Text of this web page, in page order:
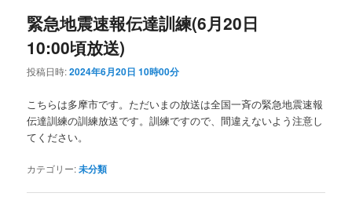
緊急地震速報伝達訓練(6月20日
10:00頃放送)
投稿日時:2024年6月20日 10時00分
こちらは多摩市です。ただいまの放送は全国一斉の緊急地震速報
伝達訓練の訓練放送です。訓練ですので、間違えないよう注意し
てください。
カテゴリー:未分類